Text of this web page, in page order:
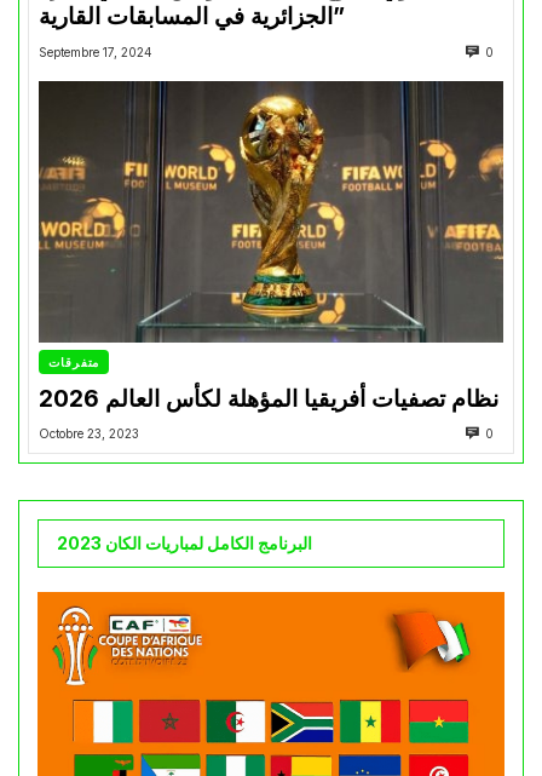
الجزائرية في المسابقات القارية”
Septembre 17, 2024 0
متفرقات
نظام تصفيات أفريقيا المؤهلة لكأس العالم 2026
Octobre 23, 2023 0
البرنامج الكامل لمباريات الكان 2023